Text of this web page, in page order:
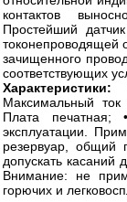
контактов
Простейший
токонепроводящей
зачищенного
соответствующих
Характеристики:
Максимальный
Плата печатная;
эксплуатации.
резервуар, общий
допускать касаний
Внимание: не
горючих и